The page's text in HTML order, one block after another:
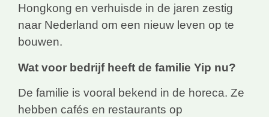
Hongkong en verhuisde in de jaren zestig
naar Nederland om een nieuw leven op te
bouwen.
Wat voor bedrijf heeft de familie Yip nu?
De familie is vooral bekend in de horeca. Ze
hebben cafés en restaurants op